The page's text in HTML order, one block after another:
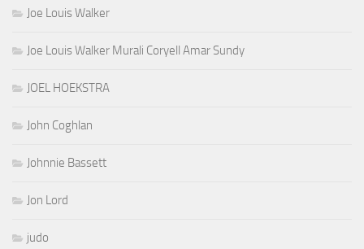
Joe Louis Walker
Joe Louis Walker Murali Coryell Amar Sundy
JOEL HOEKSTRA
John Coghlan
Johnnie Bassett
Jon Lord
judo